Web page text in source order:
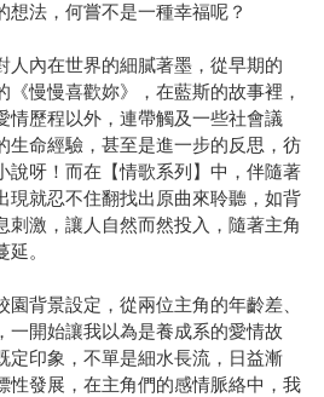
想法，何嘗不是一種幸福呢？
人內在世界的細膩著墨，從早期的
《慢慢喜歡妳》，在藍斯的故事裡，
情歷程以外，連帶觸及一些社會議
生命經驗，甚至是進一步的反思，彷
說呀！而在【情歌系列】中，伴隨著
現就忍不住翻找出原曲來聆聽，如背
刺激，讓人自然而然投入，隨著主角
。
背景設定，從兩位主角的年齡差、
一開始讓我以為是養成系的愛情故
定印象，不單是細水長流，日益漸
性發展，在主角們的感情脈絡中，我